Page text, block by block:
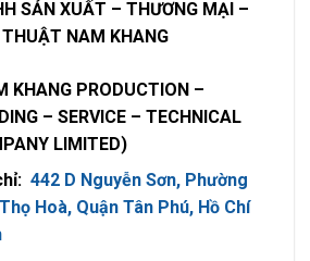
SẢN XUẤT – THƯƠNG MẠI –
THUẬT NAM KHANG
KHANG PRODUCTION –
– SERVICE – TECHNICAL
LIMITED)
442 D Nguyễn Sơn, Phường
Hoà, Quận Tân Phú, Hồ Chí